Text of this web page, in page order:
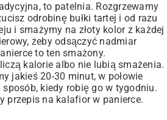
to patelnia. Rozgrzewamy
odrobinę bułki tartej i od razu
i smażymy na złoty kolor z każdej
żeby odsączyć nadmiar
to ten smażony.
kalorie albo nie lubią smażenia.
jakieś 20-30 minut, w połowie
kiedy robię go w tygodniu.
przepis na kalafior w panierce.